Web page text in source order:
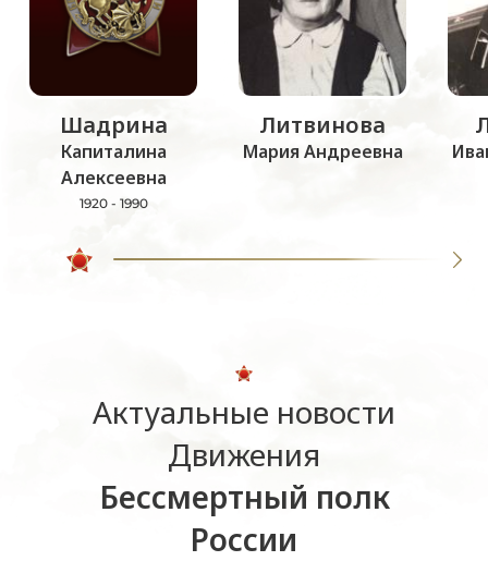
Шадрина
Капиталина
Алексеевна
1920 - 1990
Литвинова
Мария Андреевна
Актуальные новости
Движения
Бессмертный полк
России